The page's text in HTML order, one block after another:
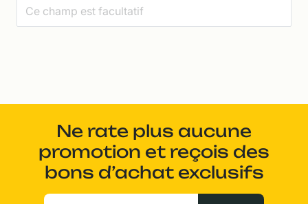
Ne rate plus aucune
promotion et reçois des
bons d’achat exclusifs